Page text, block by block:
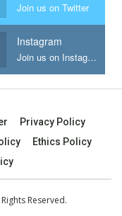
Join us on Twitter
Instagram
Join us on Instagram
Privacy Policy
Ethics Policy
Reserved.